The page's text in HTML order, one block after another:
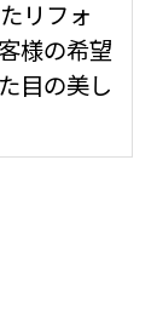
リフォ
様の希望
目の美し